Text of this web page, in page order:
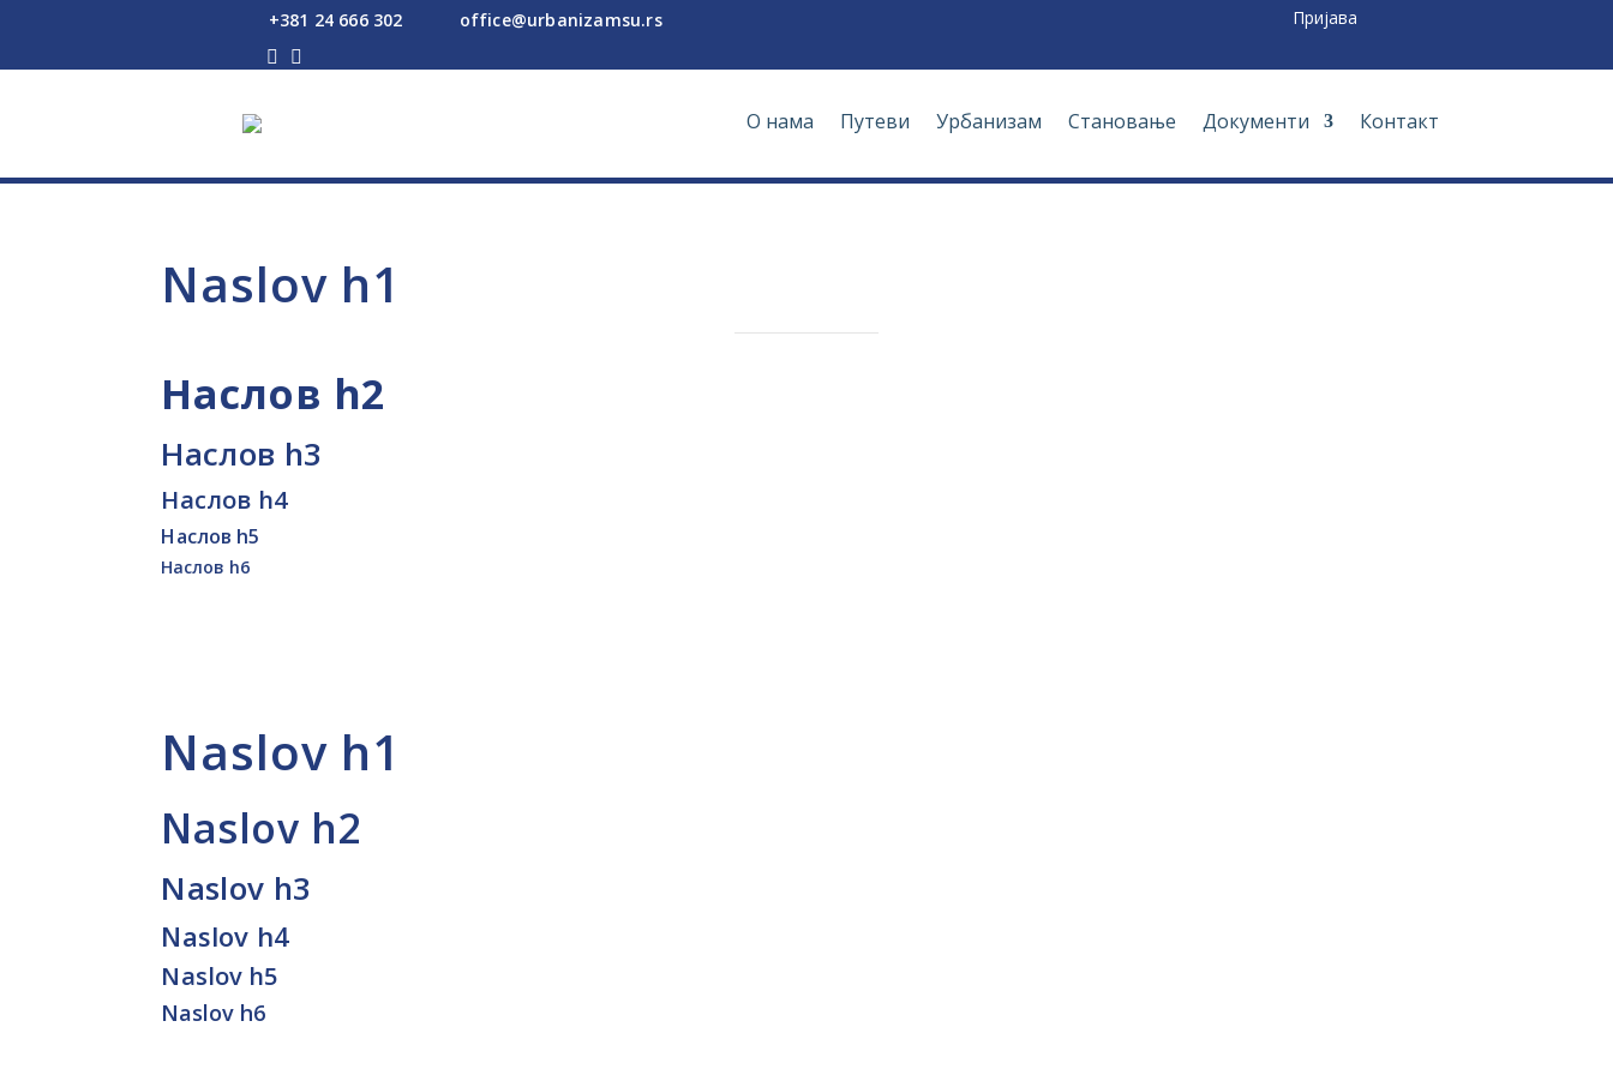
+381 24 666 302 office@urbanizamsu.rs
 
Пријава
О нама Путеви Урбанизам Становање Документи Контакт
Naslov h1
Наслов h2
Наслов h3
Наслов h4
Наслов h5
Наслов h6
Naslov h1
Naslov h2
Naslov h3
Naslov h4
Naslov h5
Naslov h6